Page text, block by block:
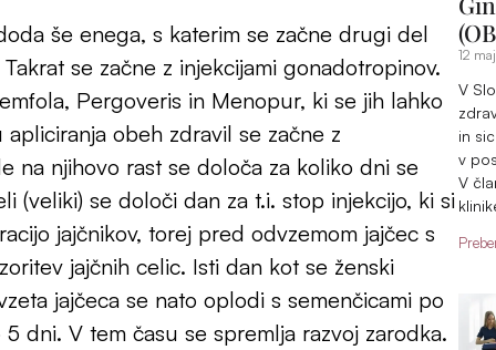
še enega, s katerim se začne drugi del
se začne z injekcijami gonadotropinov.
Pergoveris in Menopur, ki se jih lahko
obeh zdravil se začne z
na njihovo rast se določa za koliko dni se
(veliki) se določi dan za t.i. stop injekcijo, ki si
jajčnikov, torej pred odvzemom jajčec s
jajčnih celic. Isti dan kot se ženski
jajčeca se nato oplodi s semenčicami po
dni. V tem času se spremlja razvoj zarodka.
12
V
in
v
V